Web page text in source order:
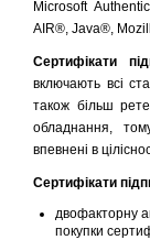
Microsoft
AIR®, Java®,
Сертифікати
включають всі
також більш
обладнання,
впевнені в
Сертифікати
двофакторну
покупки